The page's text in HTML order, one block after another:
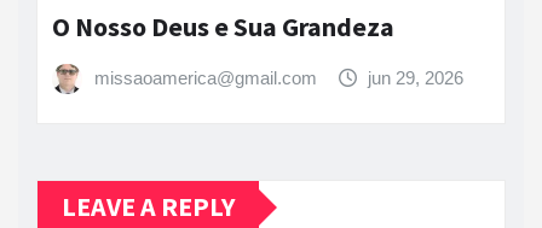
O Nosso Deus e Sua Grandeza
missaoamerica@gmail.com jun 29, 2026
LEAVE A REPLY